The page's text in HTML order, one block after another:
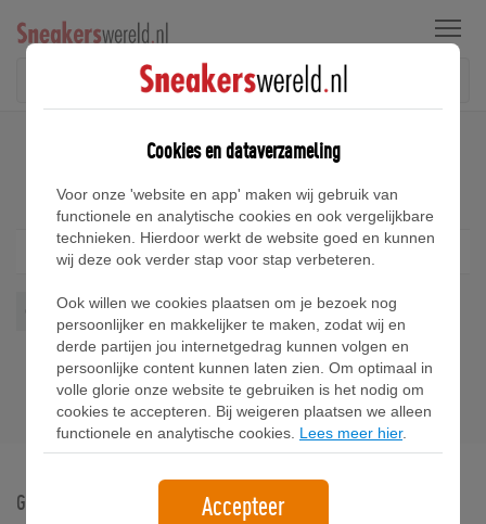
Menu
Nike Odyssey Sneakers
Odyssey Wis alles
Gerelateerde artikelen
Cookies en dataverzameling
Voor onze 'website en app' maken wij gebruik van
functionele en analytische cookies en ook vergelijkbare
technieken. Hierdoor werkt de website goed en kunnen
wij deze ook verder stap voor stap verbeteren.
Ook willen we cookies plaatsen om je bezoek nog
persoonlijker en makkelijker te maken, zodat wij en
derde partijen jou internetgedrag kunnen volgen en
persoonlijke content kunnen laten zien. Om optimaal in
volle glorie onze website te gebruiken is het nodig om
cookies te accepteren. Bij weigeren plaatsen we alleen
functionele en analytische cookies. Lees meer hier.
Accepteer